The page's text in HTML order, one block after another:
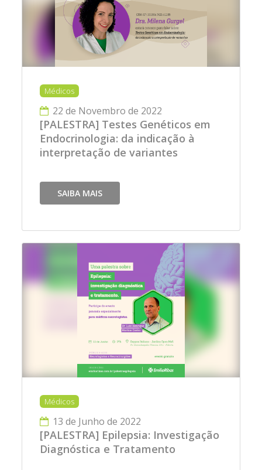
Médicos
22 de Novembro de 2022
[PALESTRA] Testes Genéticos em
Endocrinologia: da indicação à
interpretação de variantes
SAIBA MAIS
Médicos
13 de Junho de 2022
[PALESTRA] Epilepsia: Investigação
Diagnóstica e Tratamento